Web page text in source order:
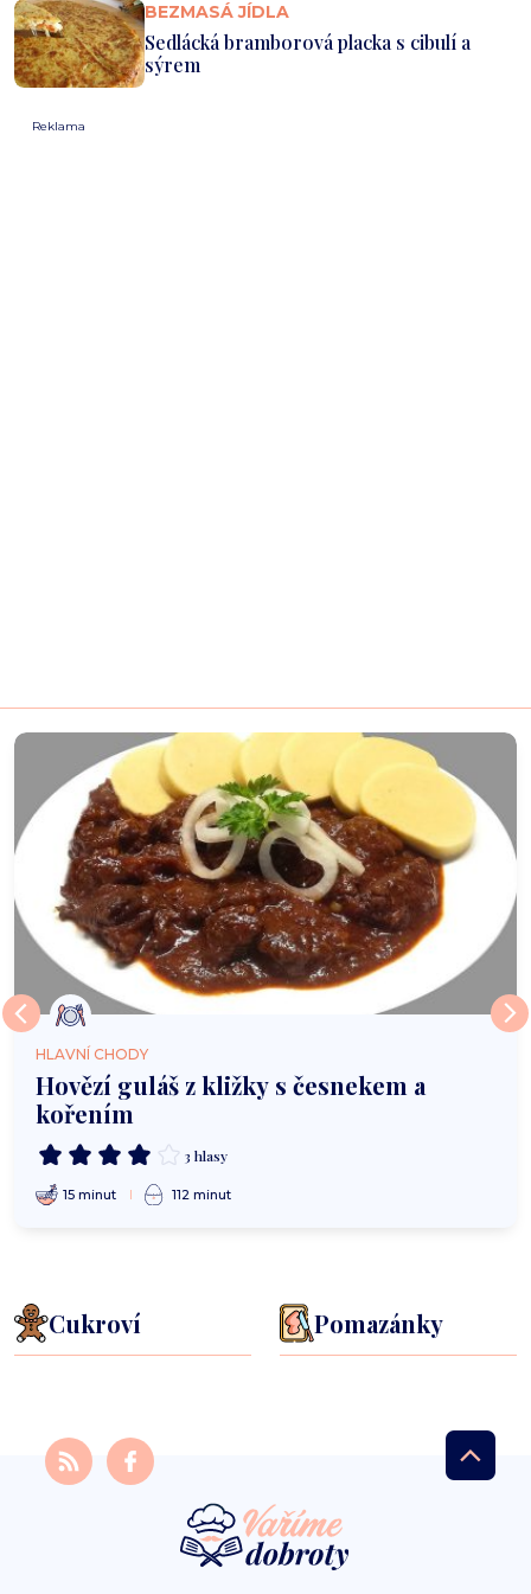
BEZMASÁ JÍDLA
Sedlácká bramborová placka s cibulí a
sýrem
Reklama
HLAVNÍ CHODY
Hovězí guláš z kližky s česnekem a
kořením
3 hlasy
15 minut 112 minut
Cukroví Pomazánky